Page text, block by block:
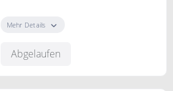
Terschlüsen Newsletter um immer
keine Sonderangebote mehr
verpassen
Mehr Details
Abgelaufen